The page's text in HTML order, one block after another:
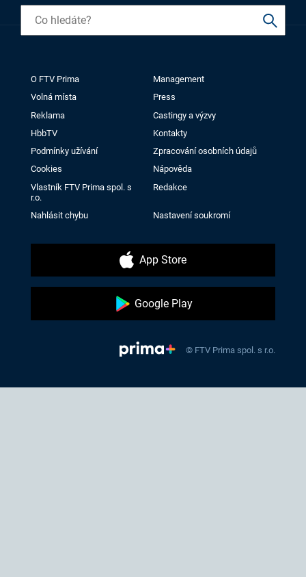
O FTV Prima
Management
Volná místa
Press
Reklama
Castingy a výzvy
HbbTV
Kontakty
Podmínky užívání
Zpracování osobních údajů
Cookies
Nápověda
Vlastník FTV Prima spol. s
r.o.
Redakce
Nahlásit chybu Nastavení soukromí
App Store
Google Play
© FTV Prima spol. s r.o.